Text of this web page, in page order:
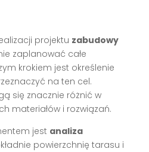
projektu zabudowy
zaplanować całe
krokiem jest określenie
na ten cel.
się znacznie różnić w
materiałów i rozwiązań.
jest analiza
powierzchnię tarasu i